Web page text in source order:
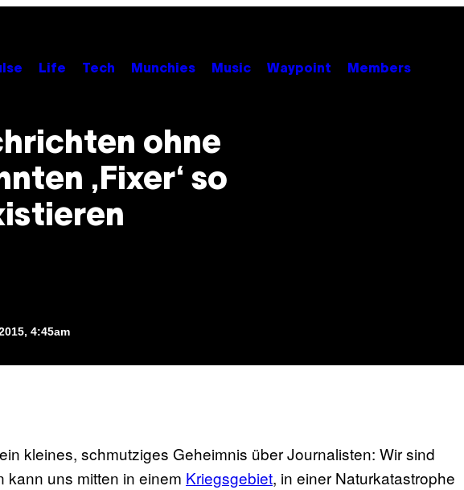
Life Tech Munchies Music Waypoint Members
ohne
‚Fixer‘ so
4:45am
kleines, schmutziges Geheimnis über Journalisten: Wir sind
kann uns mitten in einem Kriegsgebiet, in einer Naturkatastrophe